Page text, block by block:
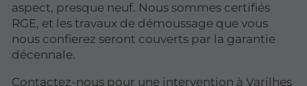
aspect, presque neuf. Nous sommes certifiés
RGE, et les travaux de démoussage que vous
nous confierez seront couverts par la garantie
décennale.
Contactez-nous pour une intervention à Varilhes